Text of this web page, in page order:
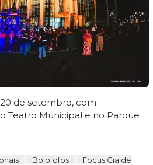
de setembro, com
Teatro Municipal e no Parque
Bolofofos
Focus Cia de